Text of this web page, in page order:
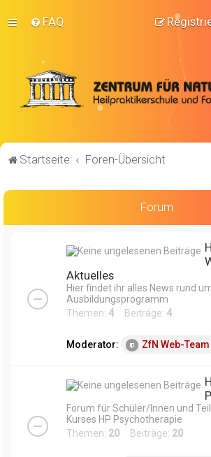
FAQ
Startseite Foren-Übersicht
Forum
Aktuelles
Hier findet ihr alles News rund
Ausbildungsprogramm
Themen: 4 Beiträge: 4
Moderator: ZfN Web-Team
Forum für Schüler/Innen und
Kurses HP Psychotherapie
Themen: 20 Beiträge: 20